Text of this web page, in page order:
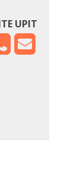
UPIT